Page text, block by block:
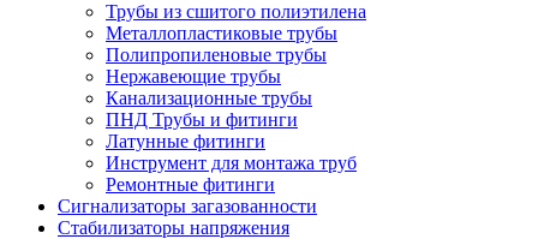
Трубы из сшитого полиэтилена
Металлопластиковые трубы
Полипропиленовые трубы
Нержавеющие трубы
Канализационные трубы
ПНД Трубы и фитинги
Латунные фитинги
Инструмент для монтажа труб
Ремонтные фитинги
Сигнализаторы загазованности
Стабилизаторы напряжения